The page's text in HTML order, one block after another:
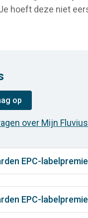
hoeft deze niet
op
over Mijn Fluvius
EPC-
EPC-